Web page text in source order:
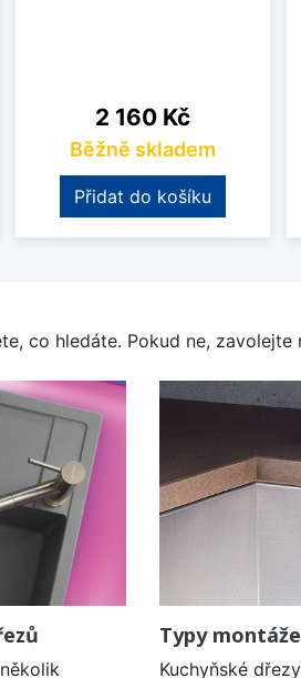
Cena
2 160 Kč
Běžně skladem
Přidat do košíku
co hledáte. Pokud ne,
Typy
Kuchyňské